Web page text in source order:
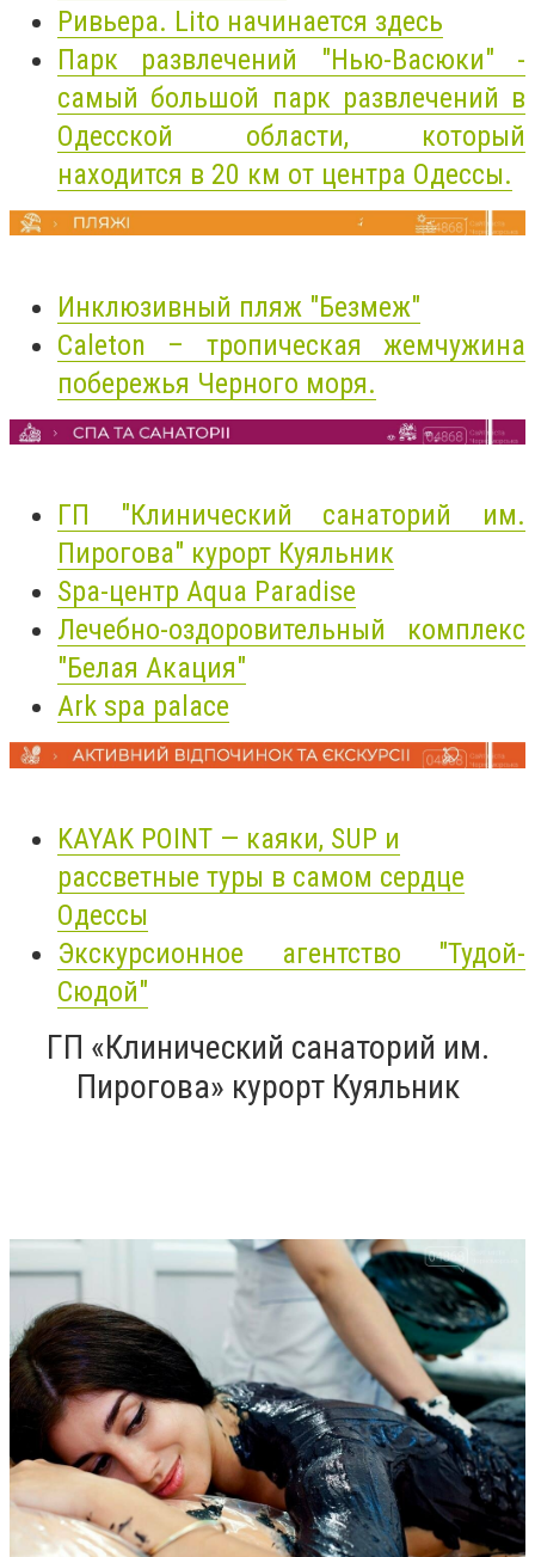
Ривьера. Lito начинается здесь
Парк развлечений "Нью-Васюки" -
самый большой парк развлечений в
Одесской области, который
находится в 20 км от центра Одессы.
Инклюзивный пляж "Безмеж"
Caleton – тропическая жемчужина
побережья Черного моря.
ГП "Клинический санаторий им.
Пирогова" курорт Куяльник
Spa-центр Aqua Paradise
Лечебно-оздоровительный комплекс
"Белая Акация"
Ark spa palace
KAYAK POINT — каяки, SUP и
рассветные туры в самом сердце
Одессы
Экскурсионное агентство "Тудой-
Сюдой"
ГП «Клинический санаторий им.
Пирогова» курорт Куяльник